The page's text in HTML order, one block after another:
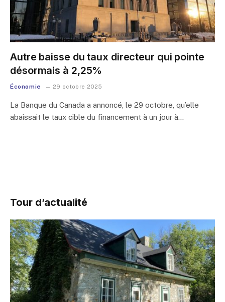
Autre baisse du taux directeur qui pointe
désormais à 2,25%
Économie 29 octobre 2025
La Banque du Canada a annoncé, le 29 octobre, qu’elle
abaissait le taux cible du financement à un jour à…
Tour d’actualité